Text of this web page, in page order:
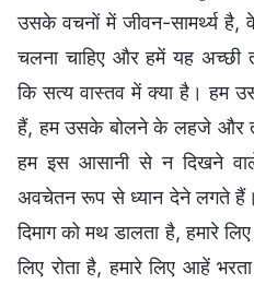
उसके वचनों में जीवन-सामर्थ्य है,
चलना चाहिए और हमें यह
कि सत्य वास्तव में क्या है। हम
हैं, हम उसके बोलने के लहजे और
हम इस आसानी से न दिखने
अवचेतन रूप से ध्यान देने लगते
दिमाग को मथ डालता है, हमारे
लिए रोता है, हमारे लिए आहें